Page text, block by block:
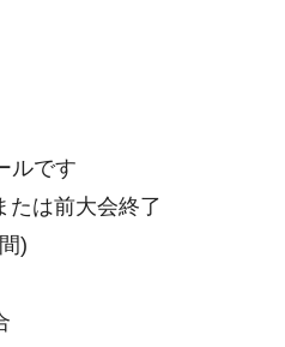
ルです
たは前大会終了
間)